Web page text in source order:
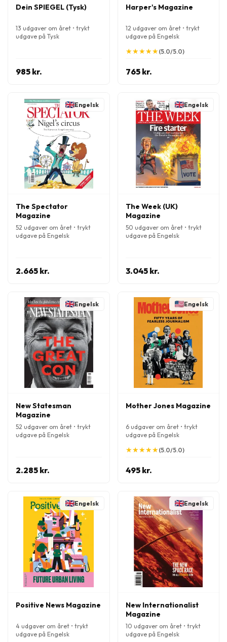
Dein SPIEGEL (Tysk)
13 udgaver om året • trykt
udgave på Tysk
985 kr.
Harper's Magazine
12 udgaver om året • trykt
udgave på Engelsk
★
★★
★★
★★
★★
★(5.0/5.0)
765 kr.
Engelsk
The Spectator
Magazine
52 udgaver om året • trykt
udgave på Engelsk
2.665 kr.
Engelsk
The Week (UK)
Magazine
50 udgaver om året • trykt
udgave på Engelsk
3.045 kr.
Engelsk
New Statesman
Magazine
52 udgaver om året • trykt
udgave på Engelsk
2.285 kr.
Engelsk
Mother Jones Magazine
6 udgaver om året • trykt
udgave på Engelsk
★
★★
★★
★★
★★
★(5.0/5.0)
495 kr.
Engelsk
Positive News Magazine
4 udgaver om året • trykt
udgave på Engelsk
Engelsk
New Internationalist
Magazine
10 udgaver om året • trykt
udgave på Engelsk